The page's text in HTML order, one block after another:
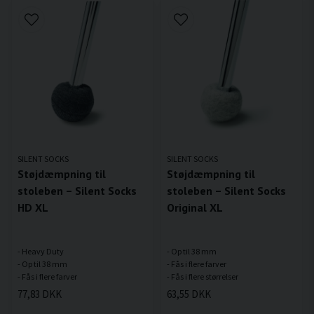
SILENT SOCKS
Støjdæmpning til
stoleben – Silent Socks
HD XL
- Heavy Duty
- Op til 38 mm
77,83 DKK
SILENT SOCKS
Støjdæmpning til
stoleben – Silent Socks
Original XL
- Op til 38 mm
- Fås i flere farver
63,55 DKK